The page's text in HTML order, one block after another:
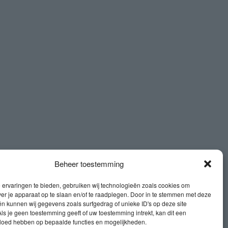
Beheer toestemming
ervaringen te bieden, gebruiken wij technologieën zoals cookies om
je apparaat op te slaan en/of te raadplegen. Door in te stemmen met deze
kunnen wij gegevens zoals surfgedrag of unieke ID's op deze site
je geen toestemming geeft of uw toestemming intrekt, kan dit een
hebben op bepaalde functies en mogelijkheden.